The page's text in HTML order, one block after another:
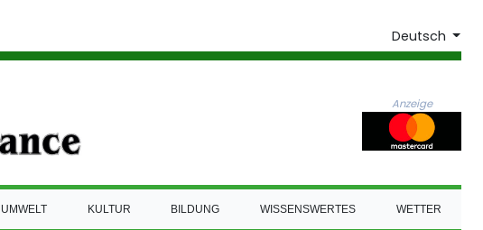
Deutsch
Anzeige
UMWELT KULTUR BILDUNG WISSENSWERTES WETTER